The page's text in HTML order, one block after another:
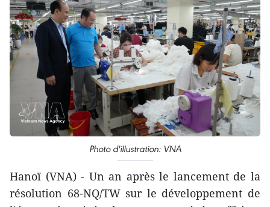
Photo d'illustration: VNA
​Hanoï (VNA) - Un an après le lancement de la
résolution 68-NQ/TW sur le développement de